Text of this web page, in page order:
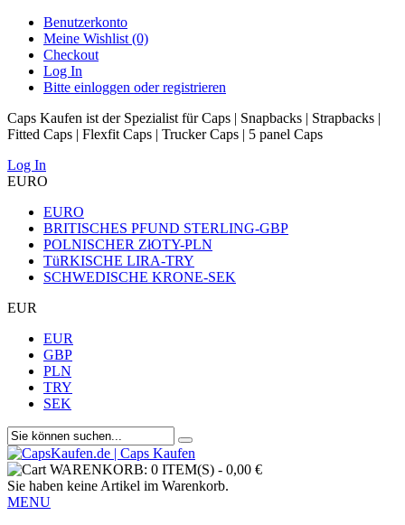
Benutzerkonto
Meine Wishlist (0)
Checkout
Log In
Bitte einloggen oder registrieren
Caps Kaufen ist der Spezialist für Caps | Snapbacks | Strapbacks |
Fitted Caps | Flexfit Caps | Trucker Caps | 5 panel Caps
Log In
EURO
EURO
BRITISCHES PFUND STERLING-GBP
POLNISCHER ZłOTY-PLN
TüRKISCHE LIRA-TRY
SCHWEDISCHE KRONE-SEK
EUR
EUR
GBP
PLN
TRY
SEK
WARENKORB: 0 ITEM(S) - 0,00 €
Sie haben keine Artikel im Warenkorb.
MENU